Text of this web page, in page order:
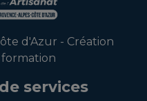
d'Azur - Création
services